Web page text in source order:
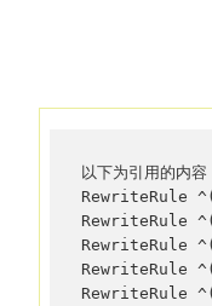
以下为引用的内容
RewriteRule
RewriteRule
RewriteRule
RewriteRule
RewriteRule